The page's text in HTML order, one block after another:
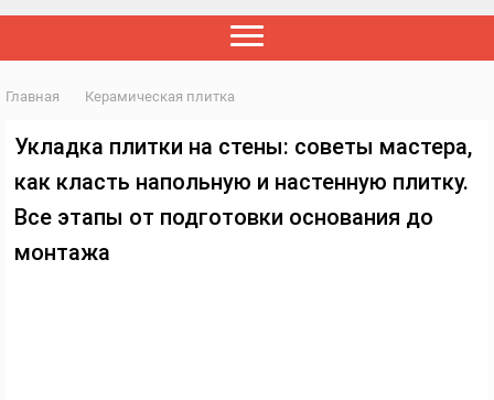
Главная Керамическая плитка
Укладка плитки на стены: советы мастера,
как класть напольную и настенную плитку.
Все этапы от подготовки основания до
монтажа